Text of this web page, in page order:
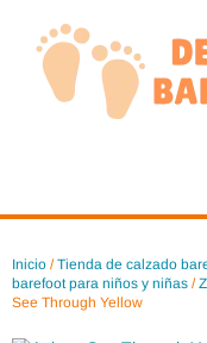
contenido
Inicio /Tienda de calzado
barefoot para niños y niñas /
See Through Yellow